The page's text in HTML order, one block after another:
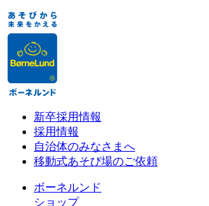
新卒採用情報
採用情報
自治体のみなさまへ
移動式あそび場のご依頼
ボーネルンド
ショップ